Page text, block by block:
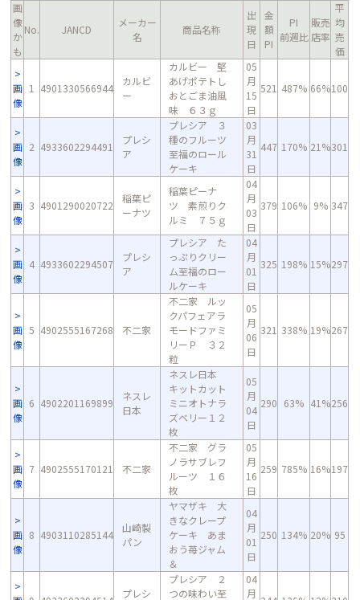
画
像
か
も
No. JANCD
メーカー
名
商品名称
出
現
日
金
額
PI
PI
前週比
販売
店率
平
均
売
価
画
像
1 4901330566944
カルビ
ー
カルビー 堅
あげポテトし
おとごま油風
味 ６３ｇ
05
月
15
日
521 487% 66%100
画
像
2 4933602294491
プレシ
ア
プレシア ３
種のフルーツ
至福のロール
ケーキ
03
月
31
日
447 170% 21%301
画
像
3 4901290020722
稲葉ピ
ーナツ
稲葉ピーナ
ツ 素煎りク
ルミ ７５ｇ
04
月
03
日
379 106% 9% 347
画
像
4 4933602294507
プレシ
ア
プレシア た
っぷりクリー
ム至福のロー
ルケーキ
04
月
01
日
325 198% 15%297
画
像
5 4902555167268 不二家
不二家 ルッ
クパフェアラ
モードファミ
リーＰ ３２
粒
05
月
06
日
321 338% 19%267
画
像
6 4902201169899
ネスレ
日本
ネスレ日本
キットカット
ミニオトナラ
ズベリー１２
枚
05
月
04
日
290 63% 41%256
画
像
7 4902555170121 不二家
不二家 グラ
ノラサブレフ
ルーツ １６
枚
05
月
16
日
259 785% 16%197
画
像
8 4903110285144
山崎製
パン
ヤマザキ 大
きなクレープ
ケーキ あま
おう苺ジャム
＆
04
月
01
日
250 134% 20% 95
プレシ
プレシア ２
つの味わい至
04
月